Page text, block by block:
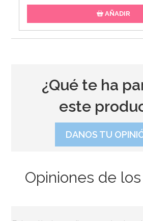
AÑADIR
¿Qué te ha
este
DANOS TU
Opiniones de